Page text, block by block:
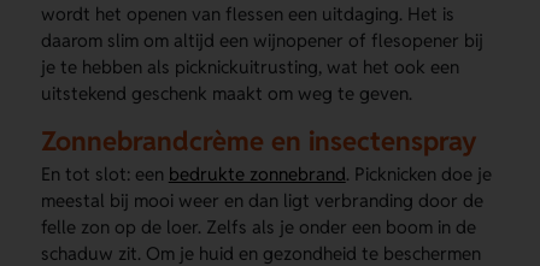
wordt het openen van flessen een uitdaging. Het is
daarom slim om altijd een wijnopener of flesopener bij
je te hebben als picknickuitrusting, wat het ook een
uitstekend geschenk maakt om weg te geven.
Zonnebrandcrème en insectenspray
En tot slot: een bedrukte zonnebrand. Picknicken doe je
meestal bij mooi weer en dan ligt verbranding door de
felle zon op de loer. Zelfs als je onder een boom in de
schaduw zit. Om je huid en gezondheid te beschermen